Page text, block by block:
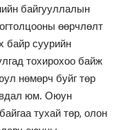
байгууллалын
өөрчлөлт
байр суурийн
тохирохоо байж
нөмөрч буйг төр
юм. Оюун
тухай төр, олон